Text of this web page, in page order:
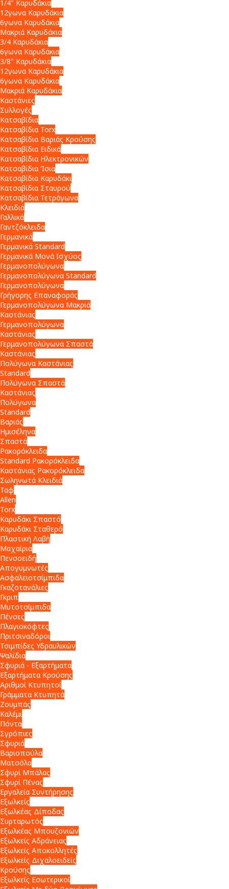
1/4" Καρυδάκια
12γωνα Καρυδάκια
6γωνα Καρυδάκια
Μακριά Καρυδάκια
3/4 Καρυδάκια
6γωνα Καρυδάκια
3/8" Καρυδάκια
12γωνα Καρυδάκια
6γωνα Καρυδάκια
Μακριά Καρυδάκια
Καστάνιες
Συλλογές
Κατσαβίδια
Κατσαβίδια Torx
Κατσαβίδια Βαριάς Κρούσης
Κατσαβίδια Ειδικά
Κατσαβίδια Ηλεκτρονικών
Κατσαβίδια Ίσια
Κατσαβίδια Καρυδάκι
Κατσαβίδια Σταυρού
Κατσαβίδια Τετράγωνα
Κλειδιά
Γαλλικά
Γαντζόκλειδα
Γερμανικά
Γερμανικά Standard
Γερμανικά Μονά Ισχύος
Γερμανοπολύγωνα
Γερμανοπολύγωνα Standard
Γερμανοπολύγωνα
Γρήγορης Επαναφοράς
Γερμανοπολύγωνα Μακριά
Καστάνιας
Γερμανοπολύγωνα
Καστάνιας
Γερμανοπολύγωνα Σπαστά
Καστάνιας
Πολύγωνα Καστάνιας
Standard
Πολύγωνα Σπαστά
Καστάνιας
Πολύγωνα
Standard
Βαριάς
Ημισέληνα
Σπαστά
Ρακορόκλειδα
Standard Ρακορόκλειδα
Καστάνιας Ρακορόκλειδα
Σωληνωτά Κλειδιά
Ταφ
Allen
Torx
Καρυδάκι Σπαστό
Καρυδάκι Σταθερό
Πλαστική Λαβή
Μαχαίρια
Πενσοειδή
Απογυμνωτές
Ασφαλειοτσίμπιδα
Γκαζοτανάλιες
Γκριπ
Μυτοτσίμπιδα
Πένσες
Πλαγιοκόφτες
Πριτσιναδόροι
Τσιμπίδες Υδραυλικών
Ψαλίδια
Σφυριά - Εξαρτήματα
Εξαρτήματα Κρούσης
Αριθμοί Κτυπητοί
Γράμματα Κτυπητά
Ζουμπάς
Καλέμι
Πόντα
Σγρόπιες
Σφυριά
Βαριοπούλα
Ματσόλα
Σφυρί Μπάλας
Σφυρί Πένας
Εργαλεία Συντήρησης
Εξωλκείς
Εξωλκέας Δίποδας
Συρταρωτός
Εξωλκέας Μπουζονιών
Εξωλκείς Αδράνειας
Εξωλκείς Αποκολλητές
Εξωλκείς Διχαλοειδείς
Κρούσης
Εξωλκείς Εσωτερικοί